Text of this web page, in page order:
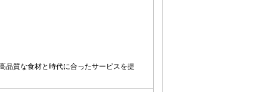
品質な食材と時代に合ったサービスを提